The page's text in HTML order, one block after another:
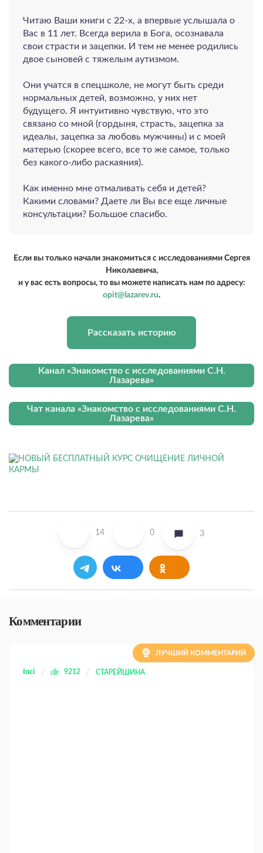
Читаю Ваши книги с 22-х, а впервые услышала о
Вас в 11 лет. Всегда верила в Бога, осознавала
свои страсти и зацепки. И тем не менее родились
двое сыновей с тяжелым аутизмом.
Они учатся в спецшколе, не могут быть среди
нормальных детей, возможно, у них нет
будущего. Я интуитивно чувствую, что это
связано со мной (гордыня, страсть, зацепка за
идеалы, зацепка за любовь мужчины) и с моей
матерью (скорее всего, все то же самое, только
без какого-либо раскаяния).
Как именно мне отмаливать себя и детей?
Какими словами? Даете ли Вы все еще личные
консультации? Большое спасибо.
Если вы только начали знакомиться с исследованиями Сергея
Николаевича,
и у вас есть вопросы, то вы можете написать нам по адресу:
opit@lazarev.ru.
Рассказать историю
Канал «Знакомство с исследованиями С.Н.
Лазарева»
Чат канала «Знакомство с исследованиями С.Н.
Лазарева»
14 0 3
Комментарии
Inci 9212 СТАРЕЙШИНА
ЛУЧШИЙ КОММЕНТАРИЙ